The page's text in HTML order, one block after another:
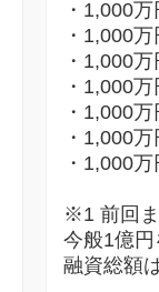
・1,000
・1,000
・1,000
・1,000
・1,000
・1,000
・1,000
※1 前回
今般1億
融資総額